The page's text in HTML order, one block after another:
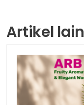
Artikel lain